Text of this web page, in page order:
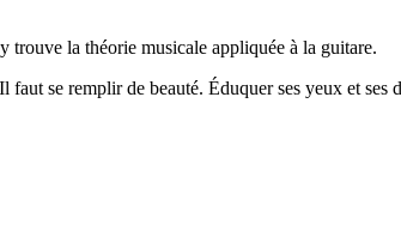
trouve la théorie musicale appliquée à la guitare.
Il faut se remplir de beauté. Éduquer ses yeux et ses